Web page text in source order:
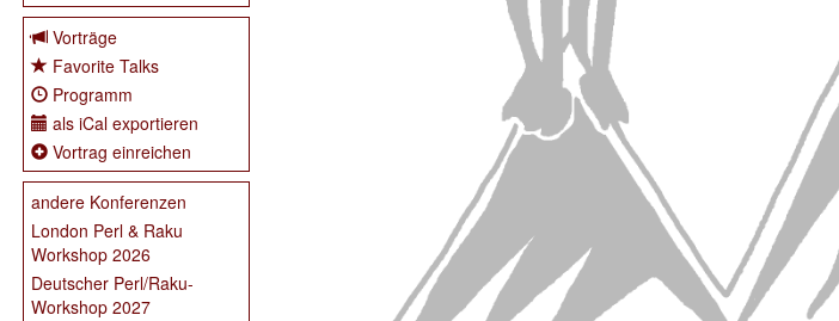
Vorträge
Favorite Talks
Programm
als iCal exportieren
Vortrag einreichen
andere Konferenzen
London Perl & Raku
Workshop 2026
Deutscher Perl/Raku-
Workshop 2027